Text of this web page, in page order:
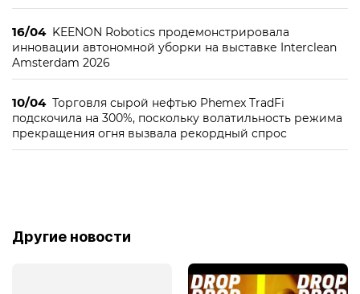
16/04 KEENON Robotics продемонстрировала
инновации автономной уборки на выставке Interclean
Amsterdam 2026
10/04 Торговля сырой нефтью Phemex TradFi
подскочила на 300%, поскольку волатильность режима
прекращения огня вызвала рекордный спрос
Другие новости